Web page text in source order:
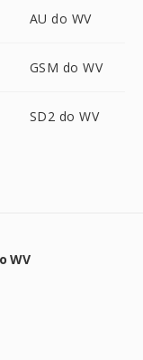
AU do WV
GSM do WV
SD2 do WV
WV